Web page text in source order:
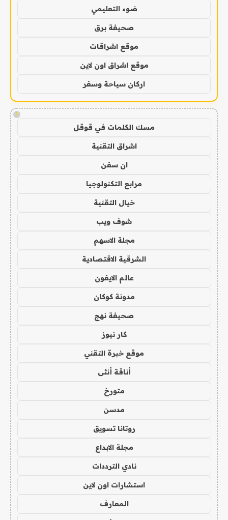
ضوء التعليمي
صحيفة برق
موقع اشراقات
موقع اشراق اون لاين
اركان سياحة وسفر
!
مسك الكلمات في قوقل
اشراق التقنية
ان سفن
مرابع التكنولوجيا
خيال التقنية
شوف ويب
مجلة الاسهم
الشرقية الاقتصادية
عالم الايفون
مدونة كوكان
صحيفة نهج
كار نيوز
موقع خبرة التقني
أناقة أنثى
متورخ
مدسن
روتانا تسويق
مجلة الابداع
نادي الترددات
استشارات اون لاين
المعارف